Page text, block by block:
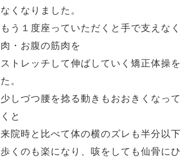
なくなりました。
もう１度座っていただくと手で支えな
肉・お腹の筋肉を
ストレッチして伸ばしていく矯正体操
た。
少しづつ腰を捻る動きもおおきくなっ
くと
来院時と比べて体の横のズレも半分以
歩くのも楽になり、咳をしても仙骨に